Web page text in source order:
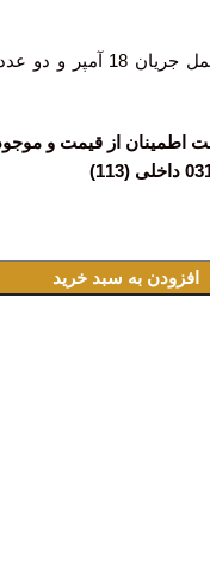
اطمینان از قیمت و
افزودن به سبد خرید